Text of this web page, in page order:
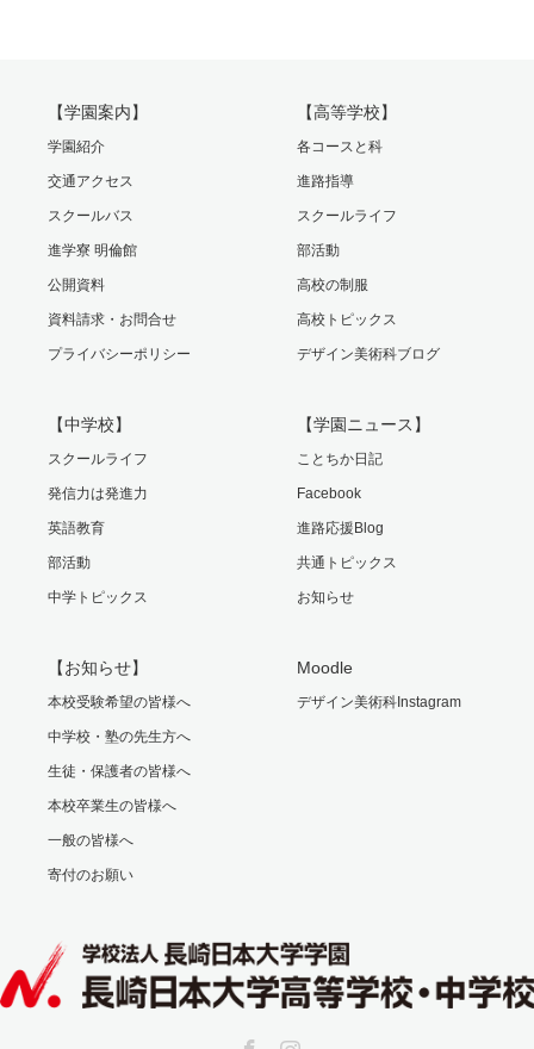
【学園案内】
学園紹介
交通アクセス
スクールバス
進学寮 明倫館
公開資料
資料請求・お問合せ
プライバシーポリシー
【高等学校】
各コースと科
進路指導
スクールライフ
部活動
高校の制服
高校トピックス
デザイン美術科ブログ
【中学校】
スクールライフ
発信力は発進力
英語教育
部活動
中学トピックス
【学園ニュース】
ことちか日記
Facebook
進路応援Blog
共通トピックス
お知らせ
【お知らせ】
本校受験希望の皆様へ
中学校・塾の先生方へ
生徒・保護者の皆様へ
本校卒業生の皆様へ
一般の皆様へ
寄付のお願い
Moodle
デザイン美術科Instagram